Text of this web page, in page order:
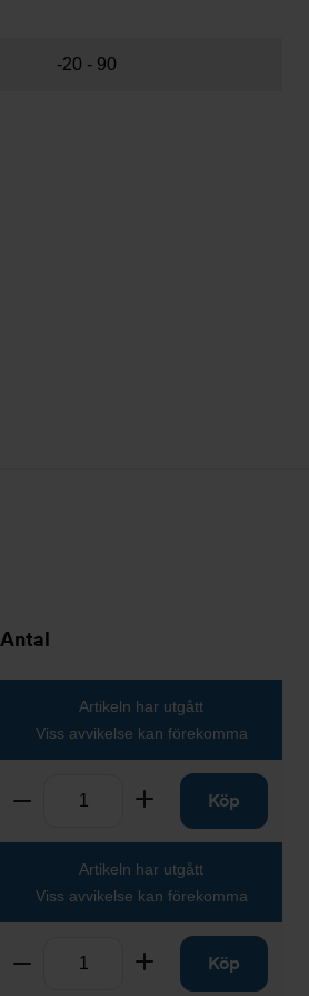
-20 - 90
Antal
Artikeln har utgått
Viss avvikelse kan förekomma
Ta bort Lägg tillKöp
Artikeln har utgått
Viss avvikelse kan förekomma
Ta bort Lägg tillKöp